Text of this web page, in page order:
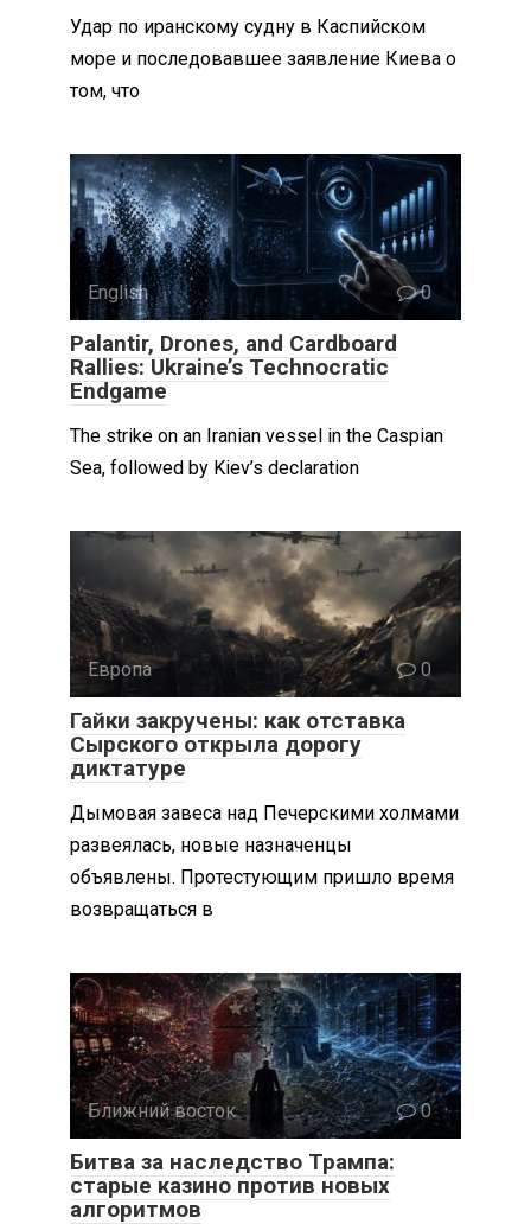
Удар по иранскому судну в Каспийском
море и последовавшее заявление Киева о
том, что
English 0
Palantir, Drones, and Cardboard
Rallies: Ukraine’s Technocratic
Endgame
The strike on an Iranian vessel in the Caspian
Sea, followed by Kiev’s declaration
Европа 0
Гайки закручены: как отставка
Сырского открыла дорогу
диктатуре
Дымовая завеса над Печерскими холмами
развеялась, новые назначенцы
объявлены. Протестующим пришло время
возвращаться в
Ближний восток 0
Битва за наследство Трампа:
старые казино против новых
алгоритмов